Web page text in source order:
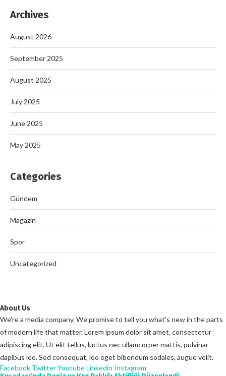
Archives
August 2026
September 2025
August 2025
July 2025
June 2025
May 2025
Categories
Gündem
Magazin
Spor
Uncategorized
About Us
We're a media company. We promise to tell you what's new in the parts
of modern life that matter. Lorem ipsum dolor sit amet, consectetur
adipiscing elit. Ut elit tellus, luctus nec ullamcorper mattis, pulvinar
dapibus leo. Sed consequat, leo eget bibendum sodales, augue velit.
Facebook TwitterYoutubeLinkedin Instagram